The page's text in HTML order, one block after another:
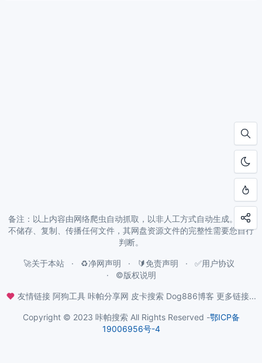
备注：以上内容由网络爬虫自动抓取，以非人工方式自动生成。本站
不储存、复制、传播任何文件，其网盘资源文件的完整性需要您自行
判断。
🚀关于本站 ♻️净网声明 🔰免责声明
✅用户协议
©️版权说明
友情链接 阿狗工具 咔帕分享网 皮卡搜索 Dog886博客 更多链接...
Copyright © 2023 咔帕搜索 All Rights Reserved -鄂ICP备
19006956号-4